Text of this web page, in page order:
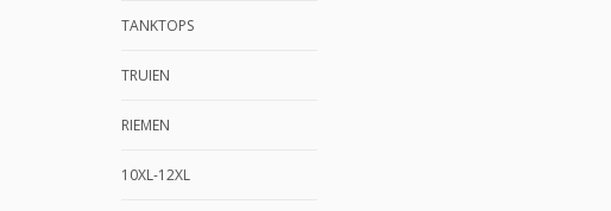
TANKTOPS
TRUIEN
RIEMEN
10XL-12XL